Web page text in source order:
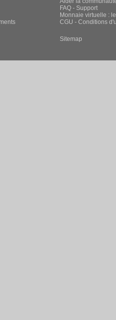
FAQ - Support
Monnaie virtuelle :
CGU - Conditions
Sitemap